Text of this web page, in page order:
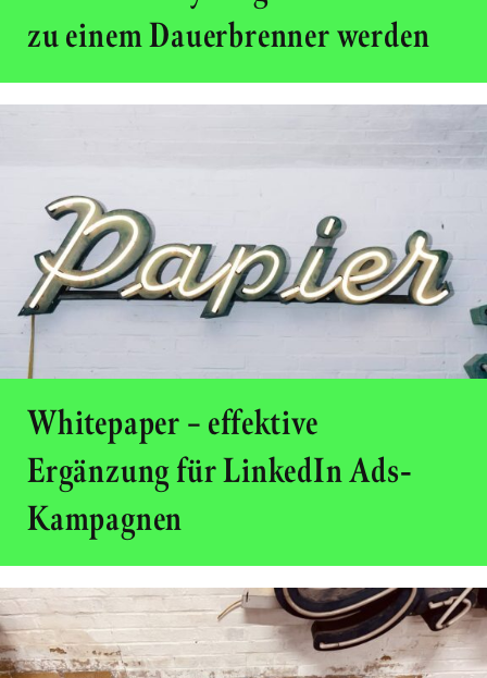
zu einem Dauerbrenner werden
Whitepaper – effektive
Ergänzung für LinkedIn Ads-
Kampagnen